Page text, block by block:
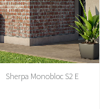
Sherpa Monobloc S2 E